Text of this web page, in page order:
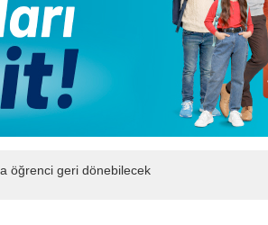
öğrenci geri dönebilecek